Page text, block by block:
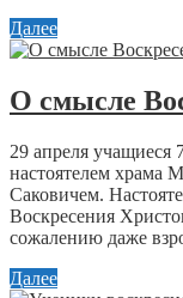
Далее
О смысле
29 апреля учащиеся
настоятелем храма
Саковичем.
Воскресения
сожалению даже
Далее